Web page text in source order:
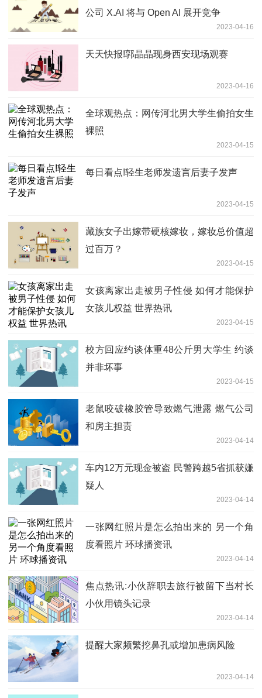
公司 X.AI 将与 Open AI 展开竞争
2023-04-16
天天快报!郭晶晶现身西安现场观赛
2023-04-16
全球观热点：网传河北男大学生偷拍女生
裸照
2023-04-15
每日看点!轻生老师发遗言后妻子发声
2023-04-15
藏族女子出嫁带硬核嫁妆，嫁妆总价值超
过百万？
2023-04-15
女孩离家出走被男子性侵 如何才能保护
女孩儿权益 世界热讯
2023-04-15
校方回应约谈体重48公斤男大学生 约谈
并非坏事
2023-04-15
老鼠咬破橡胶管导致燃气泄露 燃气公司
和房主担责
2023-04-14
车内12万元现金被盗 民警跨越5省抓获嫌
疑人
2023-04-14
一张网红照片是怎么拍出来的 另一个角
度看照片 环球播资讯
2023-04-14
焦点热讯:小伙辞职去旅行被留下当村长
小伙用镜头记录
2023-04-14
提醒大家频繁挖鼻孔或增加患病风险
2023-04-14